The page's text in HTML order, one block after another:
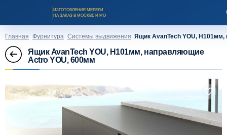
ИЗГОТОВЛЕНИЕ МЕБЕЛИ
НА ЗАКАЗ В МОСКВЕ И МО
Заказать звонок
Каталог мебели на заказ
Главная Фурнитура Системы выдвижения Ящик AvanTech YOU,
Ящик AvanTech YOU, H101мм, направляющие
Actro YOU, 600мм